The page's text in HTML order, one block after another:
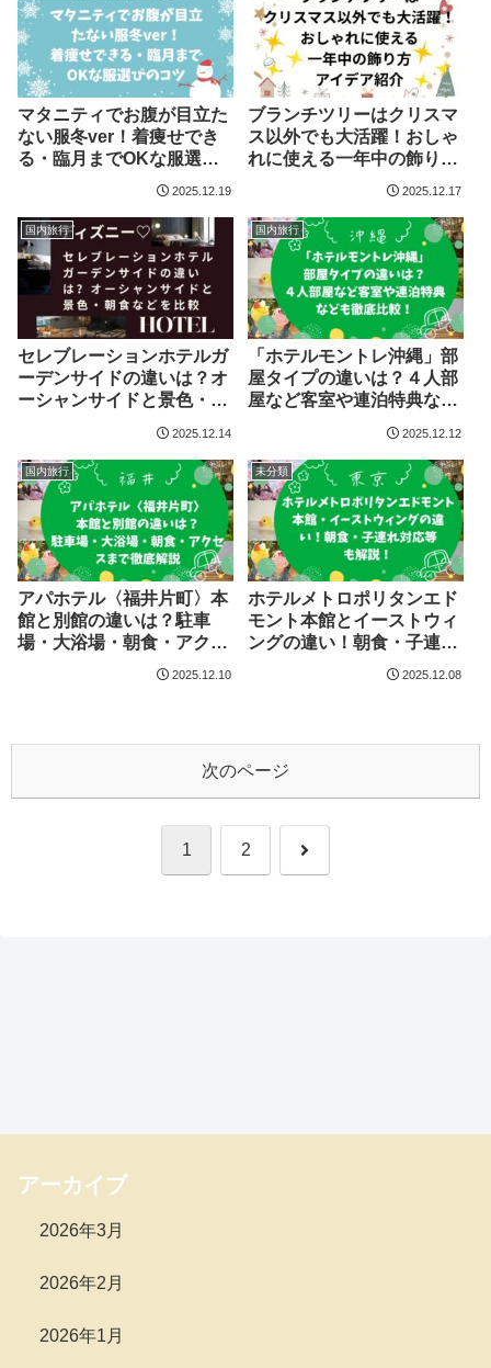
マタニティでお腹が目立た
ない服冬ver！着痩せでき
る・臨月までOKな服選び
2025.12.19
ブランチツリーはクリスマ
ス以外でも大活躍！おしゃ
れに使える一年中の飾り方
2025.12.17
国内旅行
セレブレーションホテルガ
ーデンサイドの違いは？オ
ーシャンサイドと景色・朝
2025.12.14
国内旅行
「ホテルモントレ沖縄」部
屋タイプの違いは？４人部
屋など客室や連泊特典など
2025.12.12
国内旅行
アパホテル〈福井片町〉本
館と別館の違いは？駐車
場・大浴場・朝食・アクセ
2025.12.10
未分類
ホテルメトロポリタンエド
モント本館とイーストウィ
ングの違い！朝食・子連れ
2025.12.08
次のページ
1 2 次
アーカイブ
2026年3月
2026年2月
2026年1月